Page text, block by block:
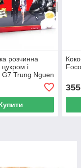
розчинна
і
Trung Nguen
пак (В'єтнам)
355